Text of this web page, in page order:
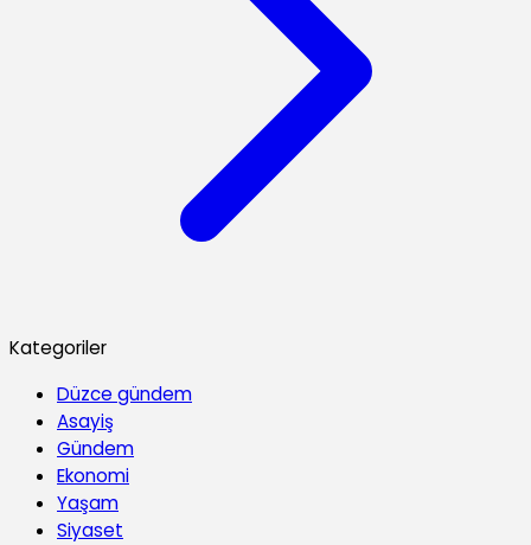
Kategoriler
Düzce gündem
Asayiş
Gündem
Ekonomi
Yaşam
Siyaset